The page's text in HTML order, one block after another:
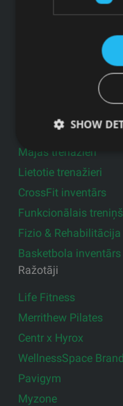
Privātuma politika
Aprīkojums
Mājas trenažieri
Lietotie trenažieri
CrossFit inventārs
Funkcionālais treniņš
Fizio & Rehabilitācija
Basketbola inventārs
Ražotāji
Life Fitness
Merrithew Pilates
Centr x Hyrox
WellnessSpace
Pavigym
Myzone
SHOW